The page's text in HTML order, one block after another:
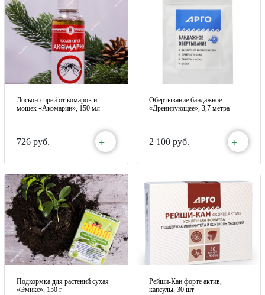
Лосьон-спрей от комаров и
мошек «Акомарин», 150 мл
726 руб. +
Обертывание бандажное
«Дренирующее», 3,7 метра
2 100 руб. +
Подкормка для растений сухая
«Эмикс», 150 г
Рейши-Кан форте актив,
капсулы, 30 шт